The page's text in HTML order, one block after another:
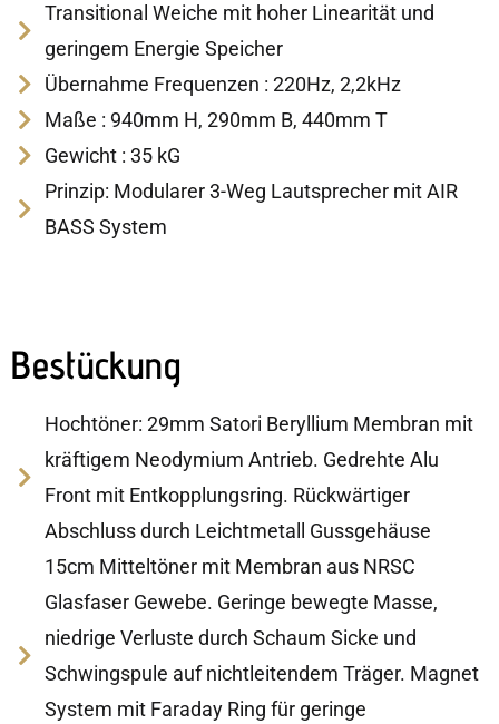
Transitional Weiche mit hoher Linearität und
geringem Energie Speicher
Übernahme Frequenzen : 220Hz, 2,2kHz
Maße : 940mm H, 290mm B, 440mm T
Gewicht : 35 kG
Prinzip: Modularer 3-Weg Lautsprecher mit AIR
BASS System
Bestückung
Hochtöner: 29mm Satori Beryllium Membran mit
kräftigem Neodymium Antrieb. Gedrehte Alu
Front mit Entkopplungsring. Rückwärtiger
Abschluss durch Leichtmetall Gussgehäuse
15cm Mitteltöner mit Membran aus NRSC
Glasfaser Gewebe. Geringe bewegte Masse,
niedrige Verluste durch Schaum Sicke und
Schwingspule auf nichtleitendem Träger. Magnet
System mit Faraday Ring für geringe